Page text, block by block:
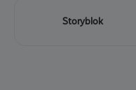
Storyblok